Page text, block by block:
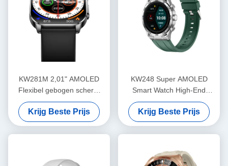
KW281M 2,01" AMOLED
Flexibel gebogen scherm
Smart Watch PVD Metalen
frame
Krijg Beste Prijs
KW248 Super AMOLED
Smart Watch High-End
Multifunctionele BT Belmodel
Krijg Beste Prijs